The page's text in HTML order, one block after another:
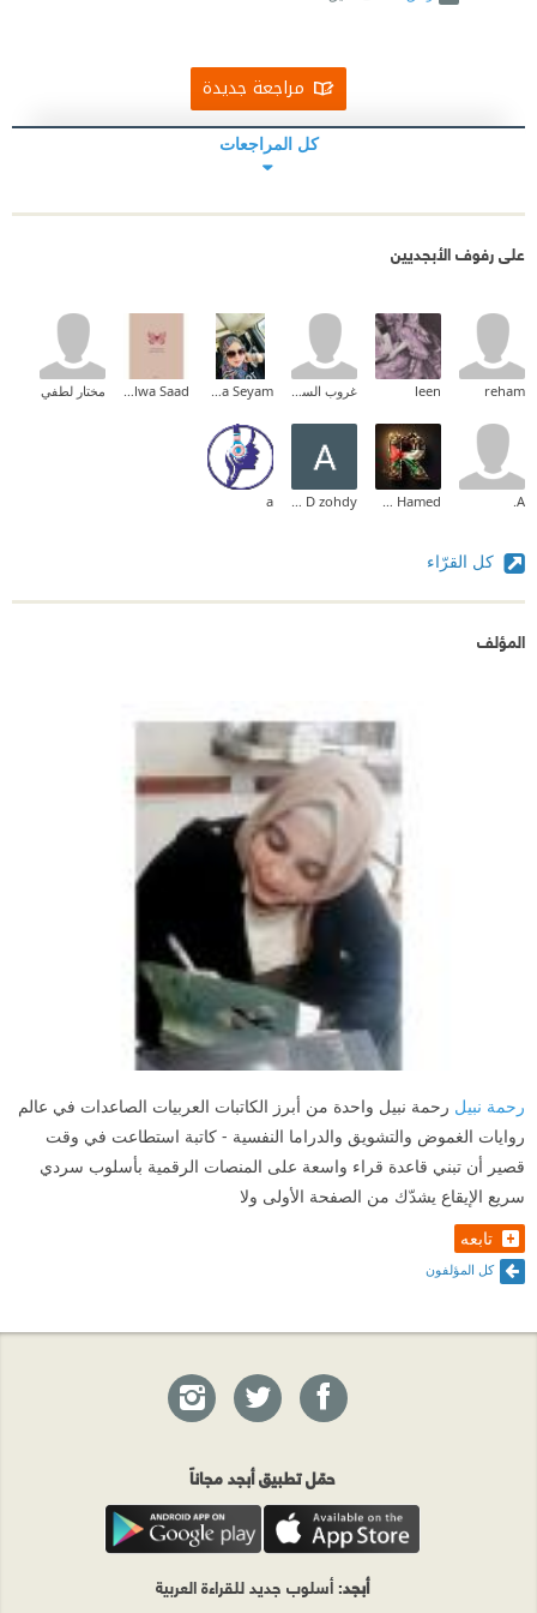
مراجعة جديدة
كل المراجعات
على رفوف الأبجديين
reham
leen مختار لطفي
A.
a
كل القرّاء
المؤلف
رحمة نبيل رحمة نبيل واحدة من أبرز الكاتبات العربيات الصاعدات في عالم
روايات الغموض والتشويق والدراما النفسية - كاتبة استطاعت في وقت
قصير أن تبني قاعدة قراء واسعة على المنصات الرقمية بأسلوب سردي
سريع الإيقاع يشدّك من الصفحة الأولى ولا
تابعه
كل المؤلفون
حمّل تطبيق أبجد مجاناً
أبجد: أسلوب جديد للقراءة العربية